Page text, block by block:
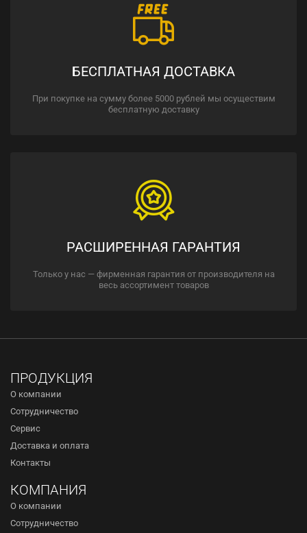
БЕСПЛАТНАЯ ДОСТАВКА
При покупке на сумму более 5000 рублей мы осуществим
бесплатную доставку
РАСШИРЕННАЯ ГАРАНТИЯ
Только у нас — фирменная гарантия от производителя на
весь ассортимент товаров
ПРОДУКЦИЯ
О компании
Сотрудничество
Сервис
Доставка и оплата
Контакты
КОМПАНИЯ
О компании
Сотрудничество